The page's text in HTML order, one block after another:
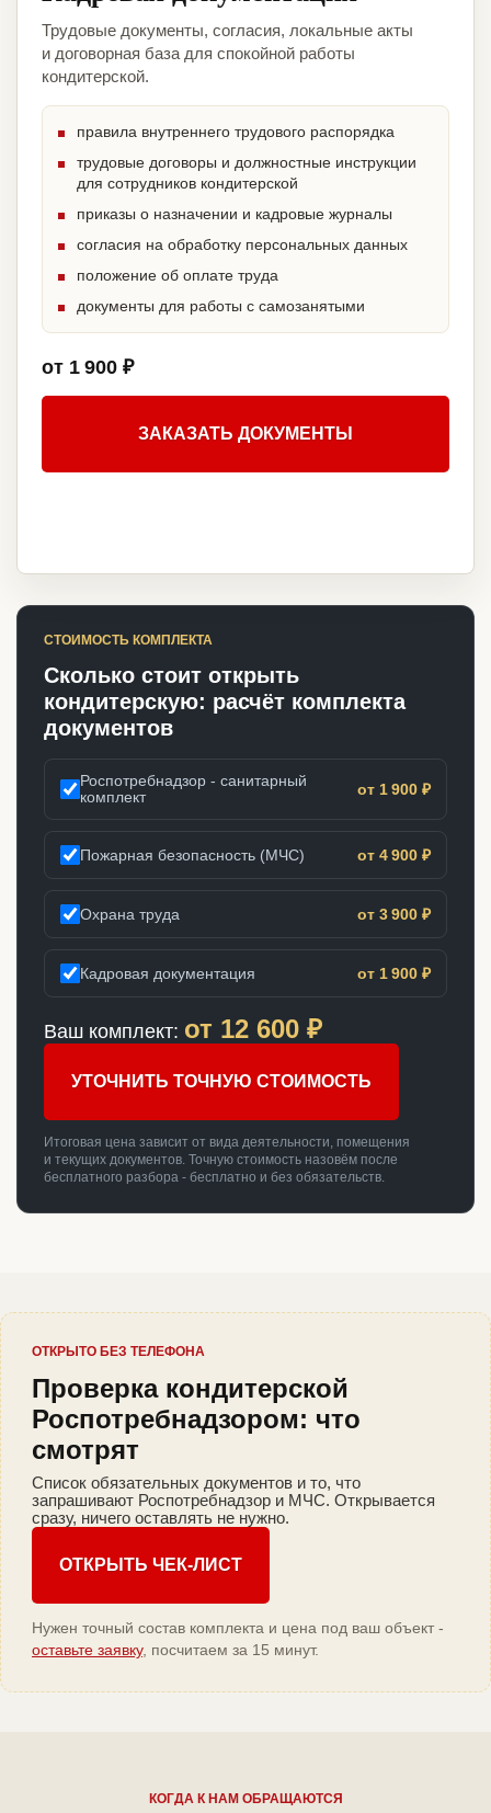
Трудовые документы, согласия, локальные акты
и договорная база для спокойной работы
кондитерской.
правила внутреннего трудового распорядка
трудовые договоры и должностные инструкции
для сотрудников кондитерской
приказы о назначении и кадровые журналы
согласия на обработку персональных данных
положение об оплате труда
документы для работы с самозанятыми
от 1 900 ₽
ЗАКАЗАТЬ ДОКУМЕНТЫ
СТОИМОСТЬ КОМПЛЕКТА
Сколько стоит открыть
кондитерскую: расчёт комплекта
документов
Роспотребнадзор - санитарный
комплект
от 1 900 ₽
Пожарная безопасность (МЧС) от 4 900 ₽
Охрана труда от 3 900 ₽
Кадровая документация от 1 900 ₽
Ваш комплект: от 12 600 ₽
УТОЧНИТЬ ТОЧНУЮ СТОИМОСТЬ
Итоговая цена зависит от вида деятельности, помещения
и текущих документов. Точную стоимость назовём после
бесплатного разбора - бесплатно и без обязательств.
ОТКРЫТО БЕЗ ТЕЛЕФОНА
Проверка кондитерской
Роспотребнадзором: что
смотрят
Список обязательных документов и то, что
запрашивают Роспотребнадзор и МЧС. Открывается
сразу, ничего оставлять не нужно.
ОТКРЫТЬ ЧЕК-ЛИСТ
Нужен точный состав комплекта и цена под ваш объект -
оставьте заявку, посчитаем за 15 минут.
КОГДА К НАМ ОБРАЩАЮТСЯ